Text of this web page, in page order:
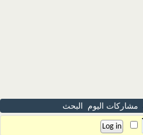
مشاركات اليوم البحث